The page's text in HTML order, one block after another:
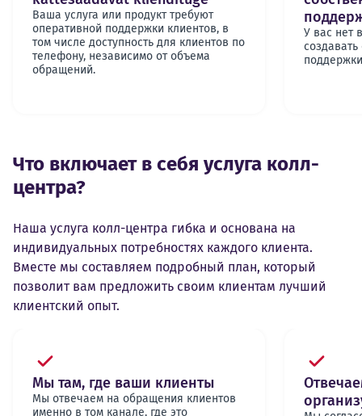
Ваша услуга или продукт требуют
оперативной поддержки клиентов, в
том числе доступность для клиентов по
телефону, независимо от объема
обращений.
У вас нет
Что включает в себя услуга колл-
центра?
Наша услуга колл-центра гибка и основана на
индивидуальных потребностях каждого клиента.
Вместе мы составляем подробный план, который
позволит вам предложить своим клиентам лучший
клиентский опыт.
Мы там, где ваши клиенты
Мы отвечаем на обращения клиентов
именно в том канале, где это